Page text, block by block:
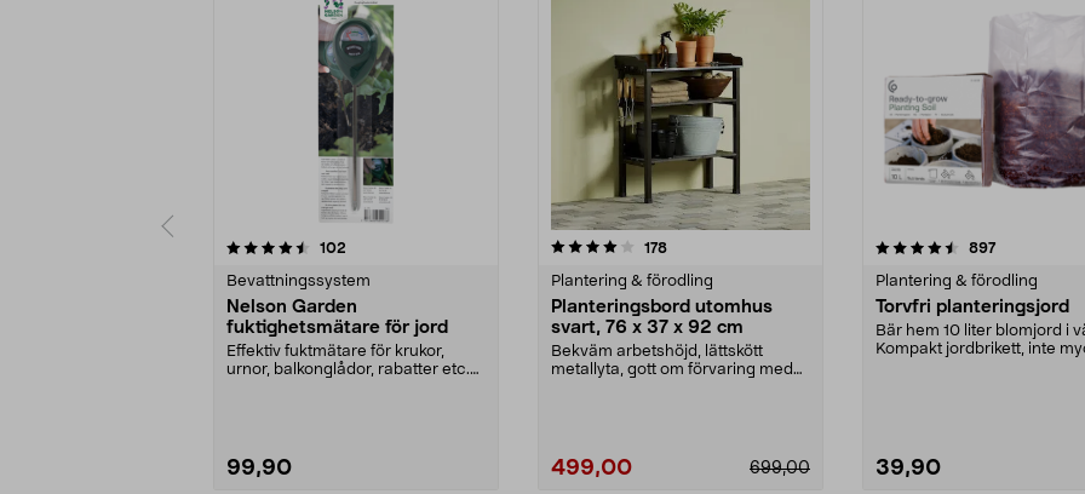
102
Bevattningssystem
Nelson Garden
fuktighetsmätare för jord
Effektiv fuktmätare för krukor,
urnor, balkonglådor, rabatter etc.
99,90
4.0 av 5 stjärnor 178recensioner
Plantering & förodling
Planteringsbord utomhus
svart, 76 x 37 x 92 cm
Bekväm arbetshöjd, lättskött
metallyta, gott om förvaring med
499,00 699,00
4.5 av 5 stjärnor 897recensioner
Plantering & förodling
Torvfri planteringsjord
Bär hem 10 liter blomjord i
Kompakt jordbrikett, inte
39,90
4.5 av 5 stjärnor